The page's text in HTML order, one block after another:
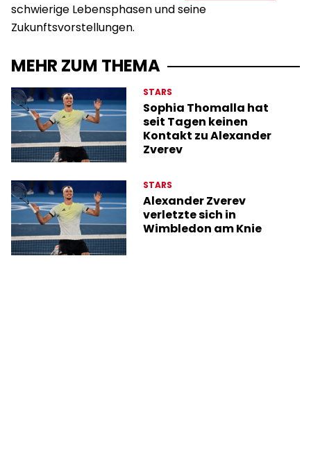
schwierige Lebensphasen und seine
Zukunftsvorstellungen.
MEHR ZUM THEMA
STARS
Sophia Thomalla hat
seit Tagen keinen
Kontakt zu Alexander
Zverev
STARS
Alexander Zverev
verletzte sich in
Wimbledon am Knie